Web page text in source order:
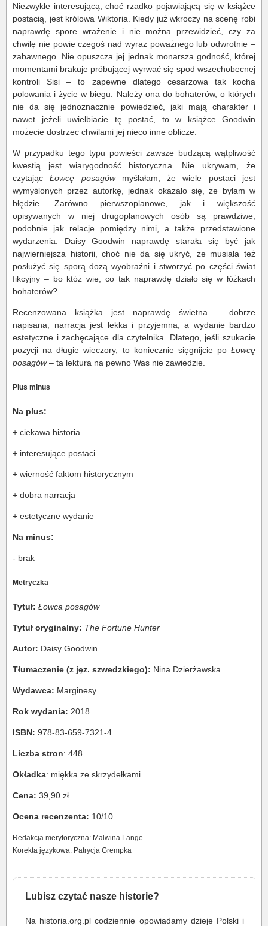
Niezwykle interesującą, choć rzadko pojawiającą się w książce
postacią, jest królowa Wiktoria. Kiedy już wkroczy na scenę robi
naprawdę spore wrażenie i nie można przewidzieć, czy za
chwilę nie powie czegoś nad wyraz poważnego lub odwrotnie –
zabawnego. Nie opuszcza jej jednak monarsza godność, której
momentami brakuje próbującej wyrwać się spod wszechobecnej
kontroli Sisi – to zapewne dlatego cesarzowa tak kocha
polowania i życie w biegu. Należy ona do bohaterów, o których
nie da się jednoznacznie powiedzieć, jaki mają charakter i
nawet jeżeli uwielbiacie tę postać, to w książce Goodwin
możecie dostrzec chwilami jej nieco inne oblicze.
W przypadku tego typu powieści zawsze budzącą wątpliwość
kwestią jest wiarygodność historyczna. Nie ukrywam, że
czytającŁowcę posagówmyślałam, że wiele postaci jest
wymyślonych przez autorkę, jednak okazało się, że byłam w
błędzie. Zarówno pierwszoplanowe, jak i większość
opisywanych w niej drugoplanowych osób są prawdziwe,
podobnie jak relacje pomiędzy nimi, a także przedstawione
wydarzenia. Daisy Goodwin naprawdę starała się być jak
najwierniejsza historii, choć nie da się ukryć, że musiała też
posłużyć się sporą dozą wyobraźni i stworzyć po części świat
fikcyjny – bo któż wie, co tak naprawdę działo się w łóżkach
bohaterów?
Recenzowana książka jest naprawdę świetna – dobrze
napisana, narracja jest lekka i przyjemna, a wydanie bardzo
estetyczne i zachęcające dla czytelnika. Dlatego, jeśli szukacie
pozycji na długie wieczory, to koniecznie sięgnijcie po Łowcę
posagów– ta lektura na pewno Was nie zawiedzie.
Plus minus
Na plus:
+ ciekawa historia
+ interesujące postaci
+ wierność faktom historycznym
+ dobra narracja
+ estetyczne wydanie
Na minus:
- brak
Metryczka
Tytuł: Łowca posagów
Tytuł oryginalny: The Fortune Hunter
Autor: Daisy Goodwin
Tłumaczenie (z jęz. szwedzkiego): Nina Dzierżawska
Wydawca: Marginesy
Rok wydania: 2018
ISBN: 978-83-659-7321-4
Liczba stron: 448
Okładka: miękka ze skrzydełkami
Cena: 39,90 zł
Ocena recenzenta: 10/10
Redakcja merytoryczna: Malwina Lange
Korekta językowa: Patrycja Grempka
Lubisz czytać nasze historie?
Na historia.org.pl codziennie opowiadamy dzieje Polski i